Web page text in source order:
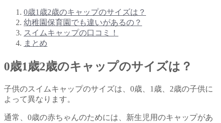
0歳1歳2歳のキャップのサイズは？
幼稚園保育園でも違いがあるの？
スイムキャップの口コミ！
まとめ
0歳1歳2歳のキャップのサイズは？
子供のスイムキャップのサイズは、0歳、1歳、2歳の子供に
よって異なります。
通常、0歳の赤ちゃんのためには、新生児用のキャップがあ